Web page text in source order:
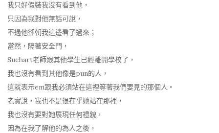
我只好假裝我沒有看到他，
只因為我對他無話可說，
不過他卻朝我這邊看了過來；
當然，隔著安全門，
Suchart老師跟其他學生已經離開學校了，
我也沒有看到其他像是pun的人，
這就表示em跟我必須站在這裡等著我們要見的那個人。
老實說，我也不是很在乎她站在那裡，
我也沒有要對她展現任何禮貌，
因為在我了解他的為人之後，